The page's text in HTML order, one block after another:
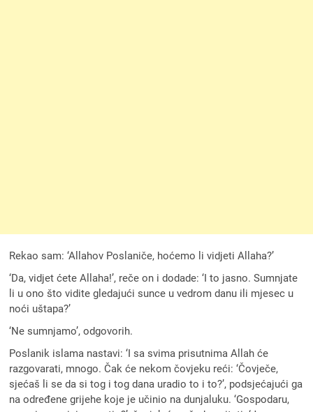
Rekao sam: ‘Allahov Poslaniče, hoćemo li vidjeti Allaha?’
‘Da, vidjet ćete Allaha!’, reče on i dodade: ‘I to jasno. Sumnjate
li u ono što vidite gledajući sunce u vedrom danu ili mjesec u
noći uštapa?’
‘Ne sumnjamo’, odgovorih.
Poslanik islama nastavi: ‘I sa svima prisutnima Allah će
razgovarati, mnogo. Čak će nekom čovjeku reći: ‘Čovječe,
sjećaš li se da si tog i tog dana uradio to i to?’, podsjećajući ga
na određene grijehe koje je učinio na dunjaluku. ‘Gospodaru,